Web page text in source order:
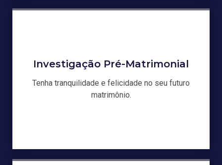
Investigação Pré-Matrimonial
Tenha tranquilidade e felicidade no seu futuro
matrimônio.